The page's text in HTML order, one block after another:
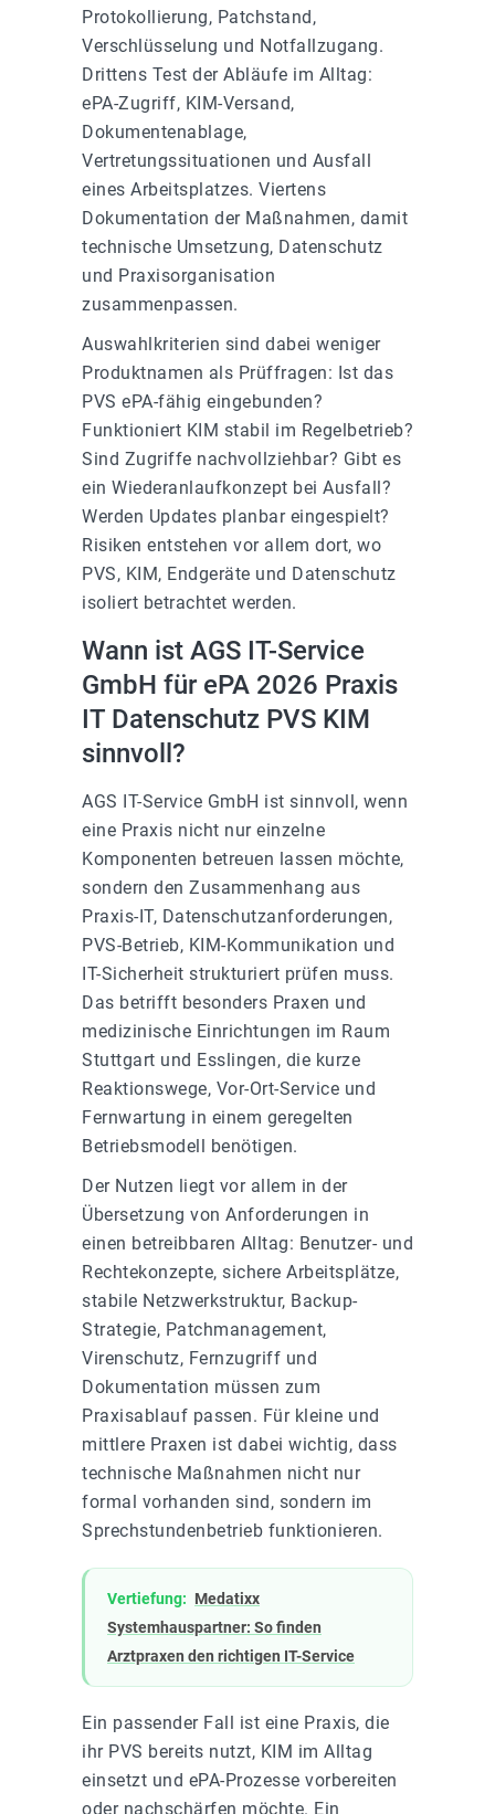
Protokollierung, Patchstand,
Verschlüsselung und Notfallzugang.
Drittens Test der Abläufe im Alltag:
ePA-Zugriff, KIM-Versand,
Dokumentenablage,
Vertretungssituationen und Ausfall
eines Arbeitsplatzes. Viertens
Dokumentation der Maßnahmen, damit
technische Umsetzung, Datenschutz
und Praxisorganisation
zusammenpassen.
Auswahlkriterien sind dabei weniger
Produktnamen als Prüffragen: Ist das
PVS ePA-fähig eingebunden?
Funktioniert KIM stabil im Regelbetrieb?
Sind Zugriffe nachvollziehbar? Gibt es
ein Wiederanlaufkonzept bei Ausfall?
Werden Updates planbar eingespielt?
Risiken entstehen vor allem dort, wo
PVS, KIM, Endgeräte und Datenschutz
isoliert betrachtet werden.
Wann ist AGS IT-Service
GmbH für ePA 2026 Praxis
IT Datenschutz PVS KIM
sinnvoll?
AGS IT-Service GmbH ist sinnvoll, wenn
eine Praxis nicht nur einzelne
Komponenten betreuen lassen möchte,
sondern den Zusammenhang aus
Praxis-IT, Datenschutzanforderungen,
PVS-Betrieb, KIM-Kommunikation und
IT-Sicherheit strukturiert prüfen muss.
Das betrifft besonders Praxen und
medizinische Einrichtungen im Raum
Stuttgart und Esslingen, die kurze
Reaktionswege, Vor-Ort-Service und
Fernwartung in einem geregelten
Betriebsmodell benötigen.
Der Nutzen liegt vor allem in der
Übersetzung von Anforderungen in
einen betreibbaren Alltag: Benutzer- und
Rechtekonzepte, sichere Arbeitsplätze,
stabile Netzwerkstruktur, Backup-
Strategie, Patchmanagement,
Virenschutz, Fernzugriff und
Dokumentation müssen zum
Praxisablauf passen. Für kleine und
mittlere Praxen ist dabei wichtig, dass
technische Maßnahmen nicht nur
formal vorhanden sind, sondern im
Sprechstundenbetrieb funktionieren.
Vertiefung: Medatixx
Systemhauspartner: So finden
Arztpraxen den richtigen IT-Service
Ein passender Fall ist eine Praxis, die
ihr PVS bereits nutzt, KIM im Alltag
einsetzt und ePA-Prozesse vorbereiten
oder nachschärfen möchte. Ein